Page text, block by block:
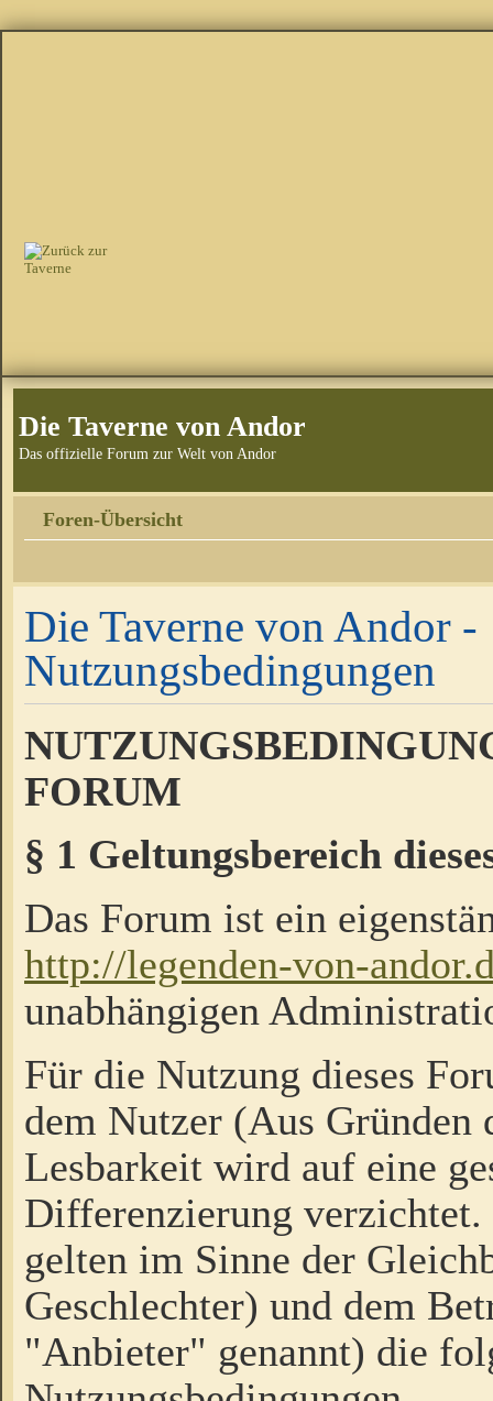
Die Taverne von Andor
Das offizielle Forum zur Welt von Andor
Foren-Übersicht
Die Taverne von Andor -
Nutzungsbedingungen
FORUM
§ 1 Geltungsbereich
Das Forum ist ein
http://legenden-von-
unabhängigen
Für die Nutzung dieses
dem Nutzer (Aus Gründen
Lesbarkeit wird auf eine
Differenzierung
gelten im Sinne der
Geschlechter) und dem
"Anbieter" genannt) die